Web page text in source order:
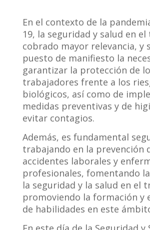
En el contexto de la
19, la seguridad y salud en
cobrado mayor relevancia, y
puesto de manifiesto la
garantizar la protección de
trabajadores frente a los
biológicos, así como de
medidas preventivas y de
evitar contagios.
Además, es fundamental
trabajando en la prevención
accidentes laborales y
profesionales, fomentando
la seguridad y la salud en el
promoviendo la formación y
de habilidades en este